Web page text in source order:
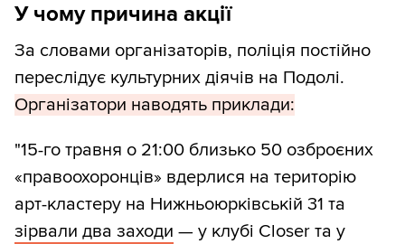
У чому причина акції
За словами організаторів, поліція постійно
переслідує культурних діячів на Подолі.
Організатори наводять приклади:
"15-го травня о 21:00 близько 50 озброєних
«правоохоронців» вдерлися на територію
арт-кластеру на Нижньоюрківській 31 та
зірвали два заходи — у клубі Closer та у